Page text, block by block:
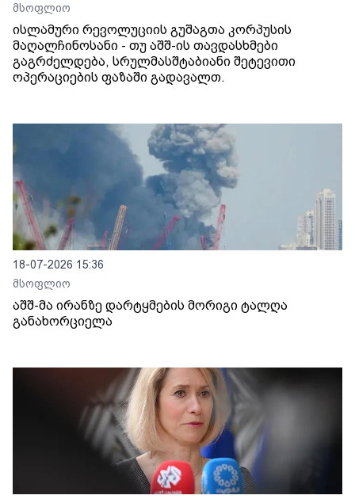
მსოფლიო
ისლამური რევოლუციის გუშაგთა კორპუსის
მაღალჩინოსანი - თუ აშშ-ის თავდასხმები
გაგრძელდება, სრულმასშტაბიანი შეტევითი
ოპერაციების ფაზაში გადავალთ.
18-07-2026 15:36
მსოფლიო
აშშ-მა ირანზე დარტყმების მორიგი ტალღა
განახორციელა